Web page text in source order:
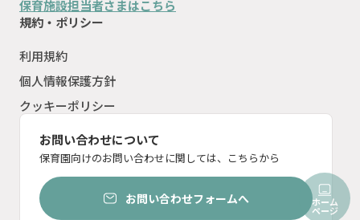
ホーム
ページ
保育施設担当者さまはこちら
規約・ポリシー
利用規約
個人情報保護方針
クッキーポリシー
お問い合わせについて
保育園向けのお問い合わせに関しては、こちらから
お問い合わせフォームへ